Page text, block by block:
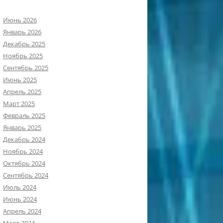
Июнь 2026
Январь 2026
Декабрь 2025
Ноябрь 2025
Сентябрь 2025
Июнь 2025
Апрель 2025
Март 2025
Февраль 2025
Январь 2025
Декабрь 2024
Ноябрь 2024
Октябрь 2024
Сентябрь 2024
Июль 2024
Июнь 2024
Апрель 2024